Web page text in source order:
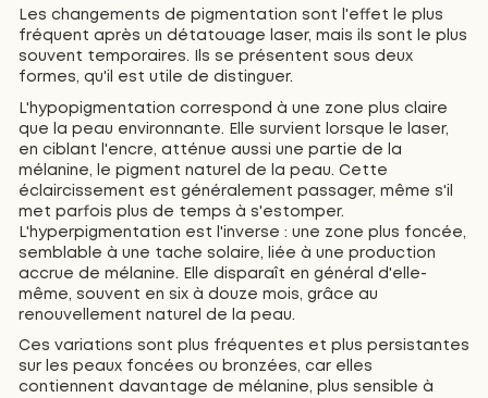
Les changements de pigmentation sont l'effet le plus
fréquent après un détatouage laser, mais ils sont le plus
souvent temporaires. Ils se présentent sous deux
formes, qu'il est utile de distinguer.
L'hypopigmentation correspond à une zone plus claire
que la peau environnante. Elle survient lorsque le laser,
en ciblant l'encre, atténue aussi une partie de la
mélanine, le pigment naturel de la peau. Cette
éclaircissement est généralement passager, même s'il
met parfois plus de temps à s'estomper.
L'hyperpigmentation est l'inverse : une zone plus foncée,
semblable à une tache solaire, liée à une production
accrue de mélanine. Elle disparaît en général d'elle-
même, souvent en six à douze mois, grâce au
renouvellement naturel de la peau.
Ces variations sont plus fréquentes et plus persistantes
sur les peaux foncées ou bronzées, car elles
contiennent davantage de mélanine, plus sensible à